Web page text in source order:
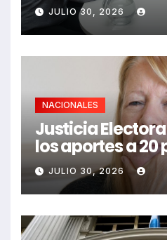
JULIO 30, 2026
NACIONALES
Justicia
los aportes a 20
JULIO 30, 2026